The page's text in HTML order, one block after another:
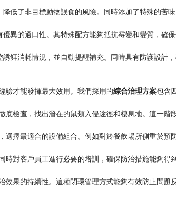
低了非目標動物誤食的風險。同時添加了特殊的苦味
異的適口性。其特殊配方能夠抵抗霉變和變質，確
餌消耗情況，並自動提醒補充。同時具有防護設計
驗才能發揮最大效用。我們採用的綜合治理方案包含
檢查，找出潛在的鼠類入侵途徑和棲息地。這一階
擇最適合的設備組合。例如對於餐飲場所側重於預
對客戶員工進行必要的培訓，確保防治措施能夠得
果的持續性。這種閉環管理方式能夠有效防止問題